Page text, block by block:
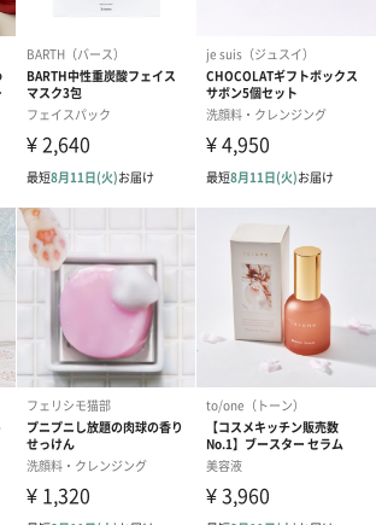
アールグレイティー
届けいたします。ギフトへの＋αにおすすめ
麦わらパンダバウム
3層デザート